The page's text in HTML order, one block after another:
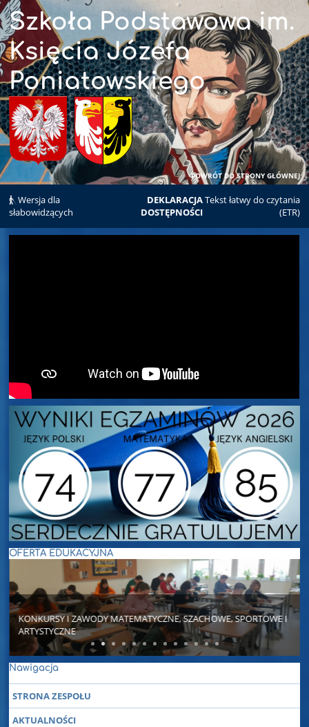
Szkoła Podstawowa im.
Księcia Józefa
Poniatowskiego
POWRÓT DO STRONY GŁÓWNEJ
Wersja dla
słabowidzących
DEKLARACJA
DOSTĘPNOŚCI
Tekst łatwy do czytania
(ETR)
AKTUALNOŚCI
OFERTA EDUKACYJNA
KONKURSY I ZAWODY MATEMATYCZNE, SZACHOWE, SPORTOWE I
ARTYSTYCZNE
Nawigacja
STRONA ZESPOŁU
AKTUALNOŚCI